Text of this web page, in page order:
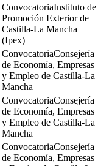
Instituto de
Promoción Exterior de
Castilla-La Mancha
(Ipex)
Consejería
de Economía, Empresas
y Empleo de Castilla-La
Mancha
Consejería
de Economía, Empresas
y Empleo de Castilla-La
Mancha
Consejería
de Economía, Empresas